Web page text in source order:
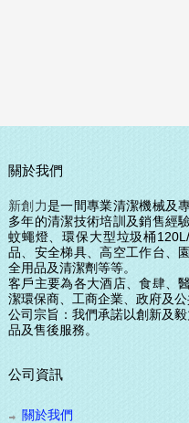
關於我們
新創力是一間專業清潔機械及
多年的清潔技術培訓及銷售經
蚊蠅燈、環保大型垃圾桶
品、安全梯具、高空工作台、
全用品及清潔劑等等。
客戶主要為各大酒店、食肆、
潔環保商、工商企業、政府及公
公司宗旨：我們承諾以創新及
品及售後服務。
公司資訊
關於我們